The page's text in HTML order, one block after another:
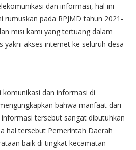
dan informasi, hal ini
rumuskan pada RPJMD tahun 2021-
misi kami yang tertuang dalam
yakni akses internet ke seluruh desa
dan informasi di
bahwa manfaat dari
tersebut sangat dibutuhkan
hal tersebut Pemerintah Daerah
baik di tingkat kecamatan